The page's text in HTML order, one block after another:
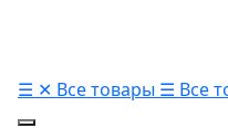
☰ ✕ Все товары ☰ Все